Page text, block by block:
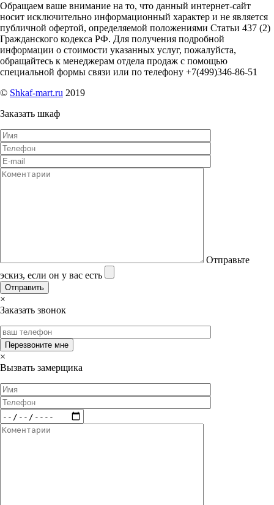
Обращаем ваше внимание на то, что данный интернет-сайт
носит исключительно информационный характер и не является
публичной офертой, определяемой положениями Статьи 437 (2)
Гражданского кодекса РФ. Для получения подробной
информации о стоимости указанных услуг, пожалуйста,
обращайтесь к менеджерам отдела продаж с помощью
специальной формы связи или по телефону +7(499)346-86-51
© Shkaf-mart.ru 2019
Заказать шкаф
Отправьте
эскиз, если он у вас есть
×
Заказать звонок
×
Вызвать замерщика